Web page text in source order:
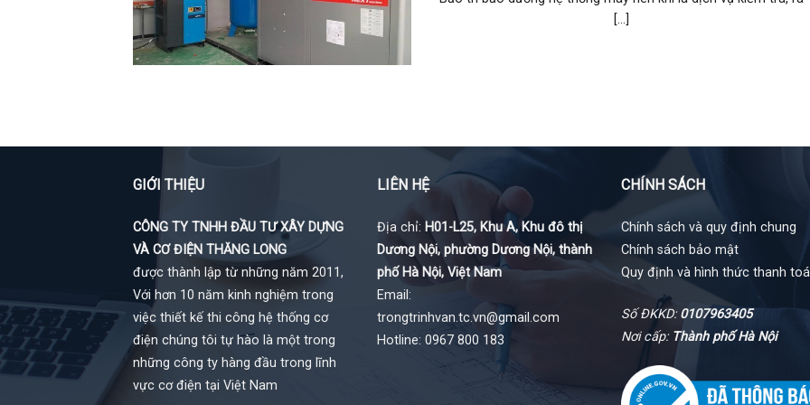
[...]
GIỚI THIỆU
CÔNG TY TNHH ĐẦU TƯ XÂY DỰNG
VÀ CƠ ĐIỆN THĂNG LONG
được thành lập từ những năm 2011,
Với hơn 10 năm kinh nghiệm trong
việc thiết kế thi công hệ thống cơ
điện chúng tôi tự hào là một trong
những công ty hàng đầu trong lĩnh
vực cơ điện tại Việt Nam
LIÊN HỆ
Địa chỉ: H01-L25, Khu A, Khu đô thị
Dương Nội, phường Dương Nội, thành
phố Hà Nội, Việt Nam
Email:
trongtrinhvan.tc.vn@gmail.com
Hotline: 0967 800 183
CHÍNH SÁCH
Chính sách và quy định chung
Chính sách bảo mật
Quy định và hình thức thanh
Số ĐKKD:0107963405
Nơi cấp: Thành phố Hà Nội